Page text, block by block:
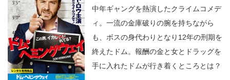
中年ギャングを熱演したクライムコメデ
ィ。一流の金庫破りの腕を持ちながら
も、ボスの身代わりとなり12年の刑期を
終えたドム。報酬の金と女とドラッグを
手に入れたドムが行き着くところとは？